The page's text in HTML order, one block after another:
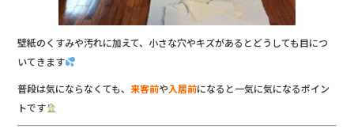
壁紙のくすみや汚れに加えて、小さな穴やキズがあるとどうしても目につ
いてきます
普段は気にならなくても、来客前や入居前になると一気に気になるポイン
トです